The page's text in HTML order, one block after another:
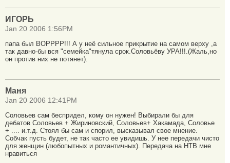
ИГОРЬ
Jan 20 2006 1:56PM
папа был ВОРРРР!!! А у неё сильное прикрытие на самом верху ,а
так давно-бы вся "семейка"тянула срок.Соловьёву УРА!!!.(Жаль,но
он против них не потянет).
Маня
Jan 20 2006 12:41PM
Соловьев сам беспридел, кому он нужен! Выбирали бы для
дебатов Соловьев + Жириновский, Соловьев+ Хакамада, Соловье
+ .... и.т.д. Стоял бы сам и спорил, высказывал свое мнение.
Собчак пусть будет, не так часто ее увидишь. У нее передачи чисто
для женщин (любопытных и романтичных). Передача на НТВ мне
нравиться